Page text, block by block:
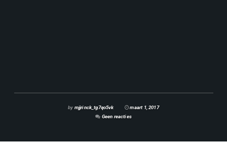
by mjjrinck_tg7qo5vk
maart 1, 2017
Geen reacties